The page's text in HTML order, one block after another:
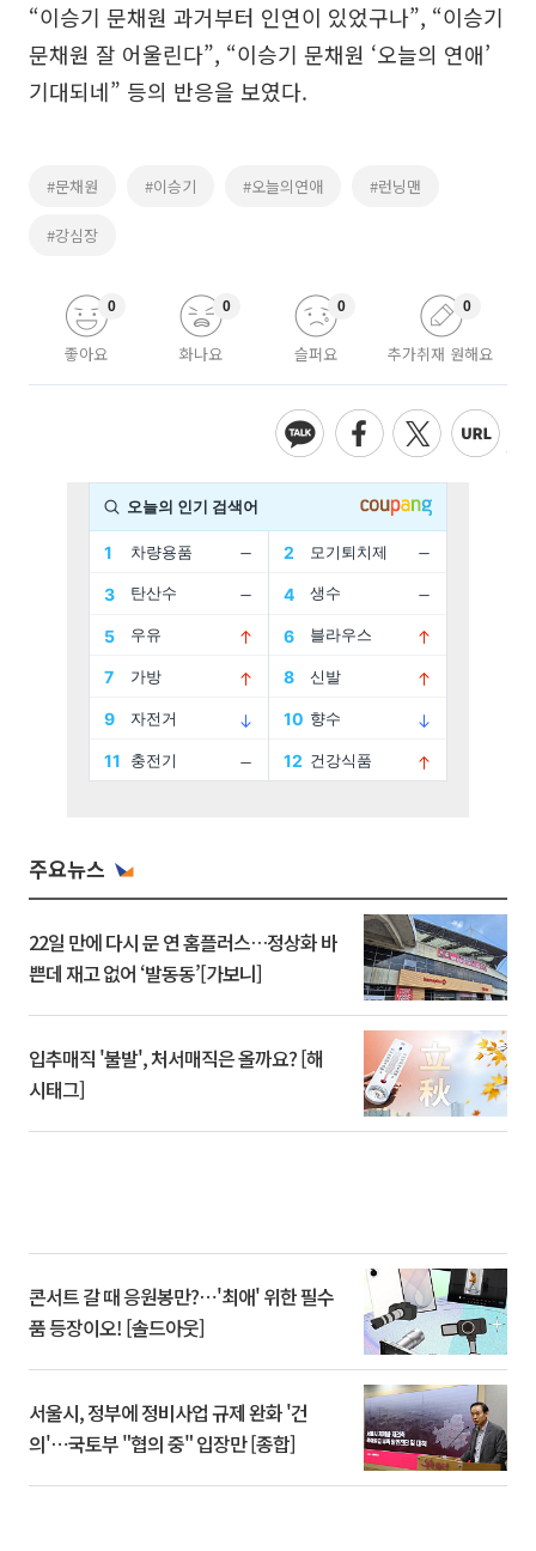
“이승기 문채원 과거부터 인연이 있었구나”, “이승기
문채원 잘 어울린다”, “이승기 문채원 ‘오늘의 연애’
기대되네” 등의 반응을 보였다.
#문채원 #이승기 #오늘의연애 #런닝맨
#강심장
좋아요
0
화나요
0
슬퍼요
0
추가취재 원해요
0
주요뉴스
22일 만에 다시 문 연 홈플러스…정상화 바
쁜데 재고 없어 ‘발동동’[가보니]
입추매직 '불발', 처서매직은 올까요? [해
시태그]
콘서트 갈 때 응원봉만?⋯'최애' 위한 필수
품 등장이오! [솔드아웃]
서울시, 정부에 정비사업 규제 완화 '건
의'⋯국토부 "협의 중" 입장만 [종합]